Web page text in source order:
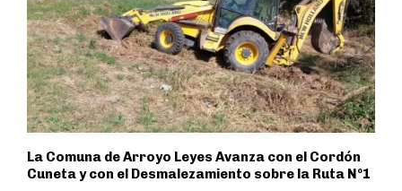
La Comuna de Arroyo Leyes Avanza con el Cordón
Cuneta y con el Desmalezamiento sobre la Ruta Nº1